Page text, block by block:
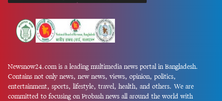
Newsnow24.com is a leading multimedia news portal in Bangladesh.
Contains not only news, new news, views, opinion, politics,
entertainment, sports, lifestyle, travel, health, and others. We are
committed to focusing on Probash news all around the world with